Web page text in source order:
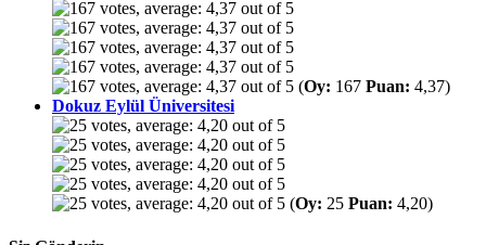
(Oy: 167 Puan: 4,37)
Dokuz Eylül Üniversitesi
(Oy: 25 Puan: 4,20)